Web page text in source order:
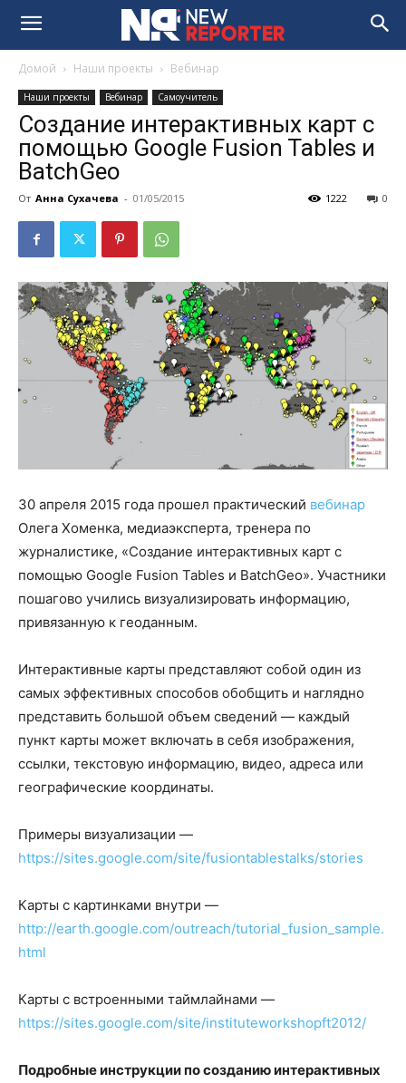
Домой Наши проекты Вебинар
Наши проекты Вебинар Самоучитель
Создание интерактивных карт с
помощью Google Fusion Tables и
BatchGeo
От Анна Сухачева - 01/05/2015 0
1222
30 апреля 2015 года прошел практический вебинар
Олега Хоменка, медиаэксперта, тренера по
журналистике, «Создание интерактивных карт с
помощью Google Fusion Tables и BatchGeo». Участники
пошагово учились визуализировать информацию,
привязанную к геоданным.
Интерактивные карты представляют собой один из
самых эффективных способов обобщить и наглядно
представить большой объем сведений — каждый
пункт карты может включать в себя изображения,
ссылки, текстовую информацию, видео, адреса или
географические координаты.
Примеры визуализации —
https://sites.google.com/site/fusiontablestalks/stories
Карты с картинками внутри —
http://earth.google.com/outreach/tutorial_fusion_sample.
html
Карты с встроенными таймлайнами —
https://sites.google.com/site/instituteworkshopft2012/
Подробные инструкции по созданию интерактивных